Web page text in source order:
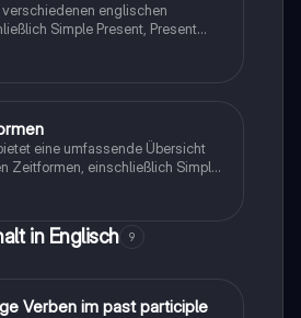
englischen
Simple Present, Present
Past und mehr. Diese Übersicht
Anwendungen und Signalwörter
Sprache verbessern
eine umfassende Übersicht
Zeitformen, einschließlich Simple
Present Perfect und Future
wichtige Signalwörter, die Bildung
Beispiele zur Veranschaulichung.
ihre Kenntnisse der englischen
in Englisch 9
Verben im past participle